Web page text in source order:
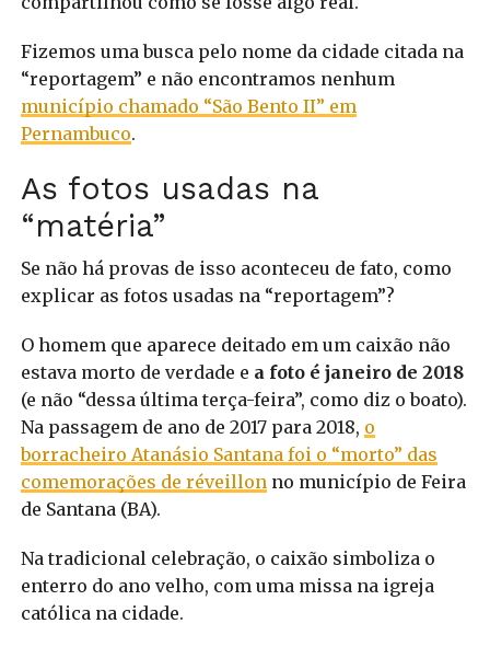
Fizemos uma busca pelo nome da cidade citada na
“reportagem” e não encontramos nenhum
município chamado “São Bento II” em
Pernambuco.
As fotos usadas na
“matéria”
Se não há provas de isso aconteceu de fato, como
explicar as fotos usadas na “reportagem”?
O homem que aparece deitado em um caixão não
estava morto de verdade e a foto é janeiro de 2018
(e não “dessa última terça-feira”, como diz o boato).
Na passagem de ano de 2017 para 2018, o
borracheiro Atanásio Santana foi o “morto” das
comemorações de réveillonno município de Feira
de Santana (BA).
Na tradicional celebração, o caixão simboliza o
enterro do ano velho, com uma missa na igreja
católica na cidade.